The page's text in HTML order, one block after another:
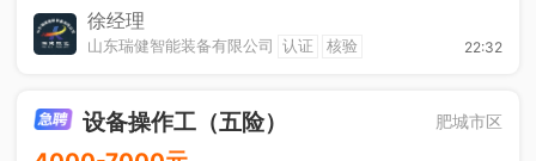
节日福利
奖励计划
徐经理
山东瑞健智能装备有限公司 认证 核验 22:32
设备操作工（五险） 肥城市区